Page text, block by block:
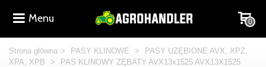
Menu 0
Strona główna > PASY KLINOWE >
PASY UZĘBIONE AVX, XPZ,
XPA, XPB
>
PAS KLINOWY ZĘBATY AVX13x1525 AVX13X1525